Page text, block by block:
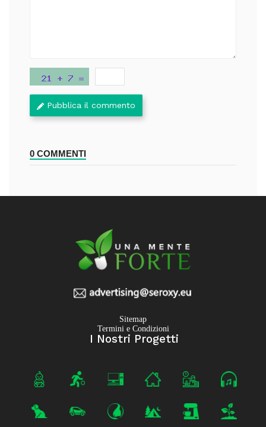
Pubblica il commento
0 COMMENTI
Sitemap
Termini e Condizioni
I Nostri Progetti